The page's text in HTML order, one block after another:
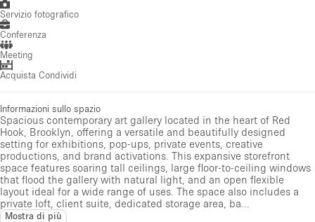
Servizio fotografico
Conferenza
Meeting
Acquista Condividi
Informazioni sullo spazio
Spacious contemporary art gallery located in the heart of Red
Hook, Brooklyn, offering a versatile and beautifully designed
setting for exhibitions, pop-ups, private events, creative
productions, and brand activations. This expansive storefront
space features soaring tall ceilings, large floor-to-ceiling windows
that flood the gallery with natural light, and an open flexible
layout ideal for a wide range of uses. The space also includes a
private loft, client suite, dedicated storage area, ba...
Mostra di più